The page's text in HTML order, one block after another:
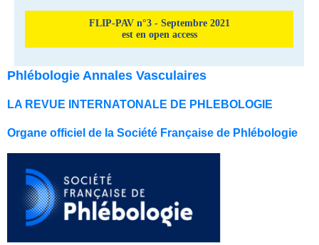
FLIP-PAV n°3 - Septembre 2021
est en open access
Phlébologie Annales Vasculaires
LA REVUE INTERNATONALE DE PHLEBOLOGIE
Organe officiel de la Société Française de Phlébologie